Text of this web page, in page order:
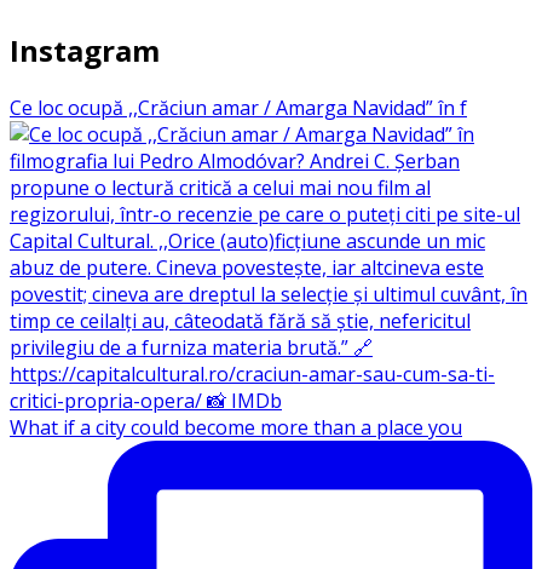
Instagram
Ce loc ocupă ,,Crăciun amar / Amarga Navidad” în f
What if a city could become more than a place you